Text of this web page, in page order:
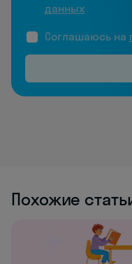
данных
Соглашаюсь на
Похожие